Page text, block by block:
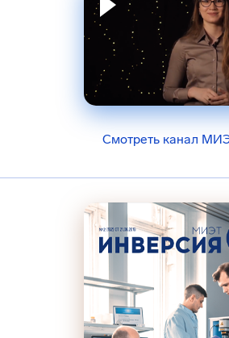
Смотреть канал